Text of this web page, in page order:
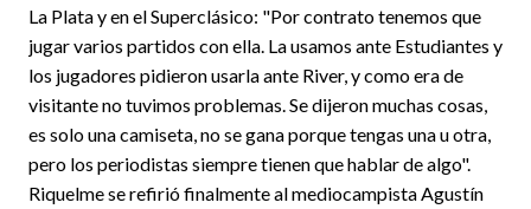
La Plata y en el Superclásico: "Por contrato tenemos que
jugar varios partidos con ella. La usamos ante Estudiantes y
los jugadores pidieron usarla ante River, y como era de
visitante no tuvimos problemas. Se dijeron muchas cosas,
es solo una camiseta, no se gana porque tengas una u otra,
pero los periodistas siempre tienen que hablar de algo".
Riquelme se refirió finalmente al mediocampista Agustín